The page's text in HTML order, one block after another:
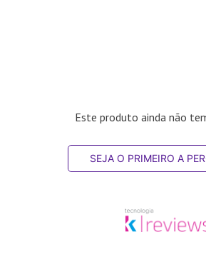
Este produto ainda não
SEJA O PRIMEIRO A